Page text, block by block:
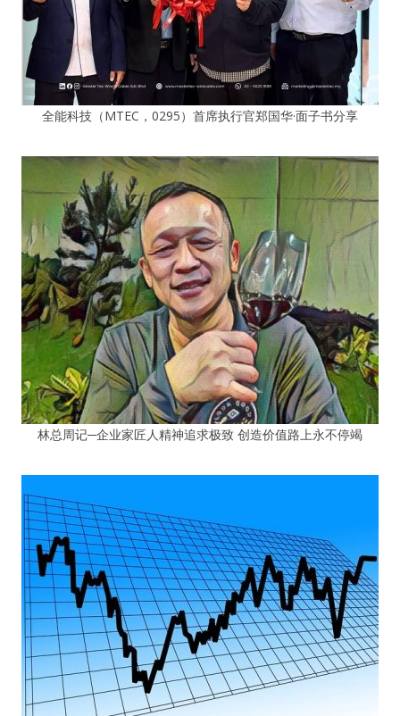
全能科技（MTEC，0295）首席执行官郑国华·面子书分享
林总周记─企业家匠人精神追求极致 创造价值路上永不停竭